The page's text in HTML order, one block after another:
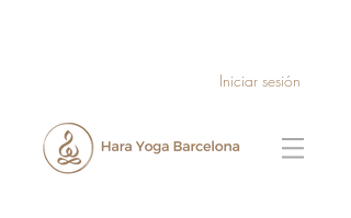
Iniciar sesión